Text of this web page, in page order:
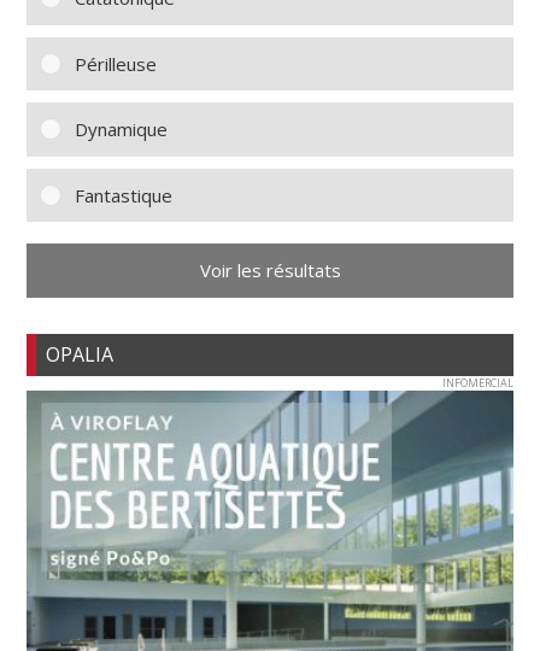
Périlleuse
Dynamique
Fantastique
Voir les résultats
OPALIA
INFOMERCIAL